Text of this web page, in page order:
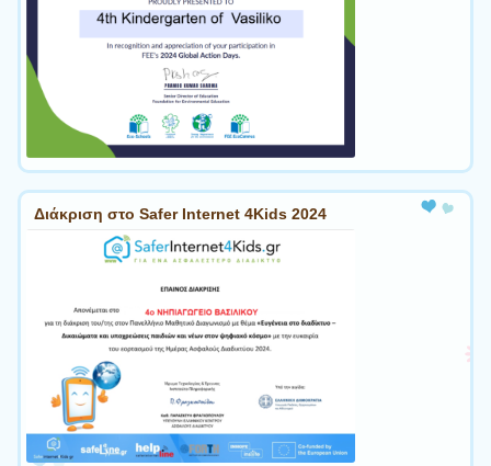
Διάκριση στο Safer Internet 4Kids 2024